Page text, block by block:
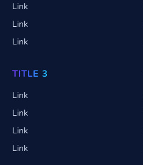
Link
Link
Link
TITLE 3
Link
Link
Link
Link